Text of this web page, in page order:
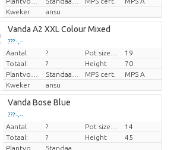
Kweker
ansu
Vanda A2 XXL Colour Mixed
??? -,--
Prijs per stuk
Aantal ?
19
Totaal:
? Height
70
MPS cert.
MPS A
Kweker
ansu
Vanda Bose Blue
??? -,--
Prijs per stuk
Aantal ?
14
Totaal:
? Height
45